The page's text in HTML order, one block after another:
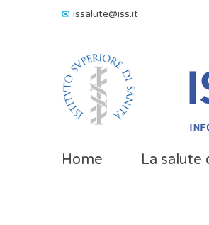
issalute@iss.it
Home La salute